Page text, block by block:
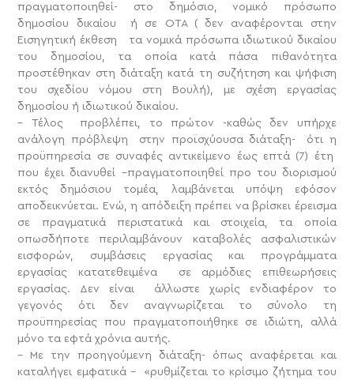
πραγματοποιηθεί- στο δημόσιο, νομικό πρόσωπο
δημοσίου δικαίου ή σε ΟΤΑ ( δεν αναφέρονται στην
Εισηγητική έκθεση τα νομικά πρόσωπα ιδιωτικού δικαίου
του δημοσίου, τα οποία κατά πάσα πιθανότητα
προστέθηκαν στη διάταξη κατά τη συζήτηση και ψήφιση
του σχεδίου νόμου στη Βουλή), με σχέση εργασίας
δημοσίου ή ιδιωτικού δικαίου.
– Τέλος προβλέπει, το πρώτον -καθώς δεν υπήρχε
ανάλογη πρόβλεψη στην προϊσχύουσα διάταξη- ότι η
προϋπηρεσία σε συναφές αντικείμενο έως επτά (7) έτη
που έχει διανυθεί –πραγματοποιηθεί προ του διορισμού
εκτός δημόσιου τομέα, λαμβάνεται υπόψη εφόσον
αποδεικνύεται. Ενώ, η απόδειξη πρέπει να βρίσκει έρεισμα
σε πραγματικά περιστατικά και στοιχεία, τα οποία
οπωσδήποτε περιλαμβάνουν καταβολές ασφαλιστικών
εισφορών, συμβάσεις εργασίας και προγράμματα
εργασίας κατατεθειμένα σε αρμόδιες επιθεωρήσεις
εργασίας. Δεν είναι άλλωστε χωρίς ενδιαφέρον το
γεγονός ότι δεν αναγνωρίζεται το σύνολο τη
προϋπηρεσίας που πραγματοποιήθηκε σε ιδιώτη, αλλά
μόνο τα εφτά χρόνια αυτής.
– Με την προηγούμενη διάταξη- όπως αναφέρεται και
καταλήγει εμφατικά – «ρυθμίζεται το κρίσιμο ζήτημα του